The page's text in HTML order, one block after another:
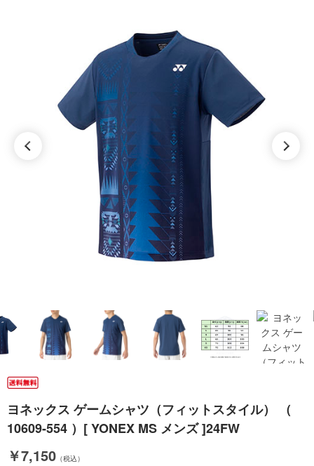
ヨネックス ゲームシャツ（フィットスタイル） （
10609-554 ）[ YONEX MS メンズ ]24FW
￥7,150 （税込）